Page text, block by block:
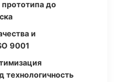
до
и
9001
технологичность